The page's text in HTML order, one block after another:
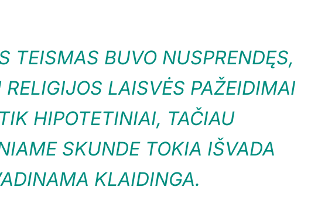
TEISMAS BUVO NUSPRENDĘS,
LAISVĖS PAŽEIDIMAI
HIPOTETINIAI, TAČIAU
SKUNDE TOKIA IŠVADA
KLAIDINGA.